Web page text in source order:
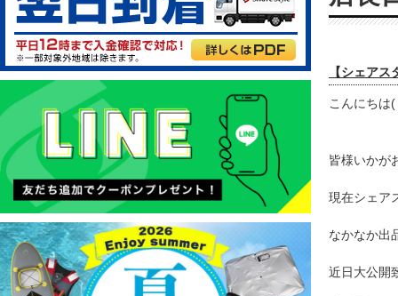
【シェア
こんにちは
皆様いかが
現在シェア
なかなか出
近日大公開